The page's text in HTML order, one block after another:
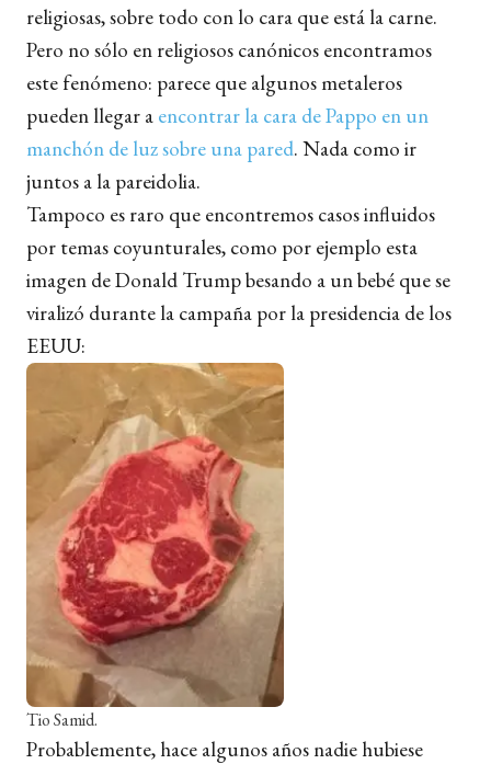
religiosas, sobre todo con lo cara que está la carne.
Pero no sólo en religiosos canónicos encontramos
este fenómeno: parece que algunos metaleros
pueden llegar a encontrar la cara de Pappo en un
manchón de luz sobre una pared. Nada como ir
juntos a la pareidolia.
Tampoco es raro que encontremos casos influidos
por temas coyunturales, como por ejemplo esta
imagen de Donald Trump besando a un bebé que se
viralizó durante la campaña por la presidencia de los
EEUU:
Tio Samid.
Probablemente, hace algunos años nadie hubiese